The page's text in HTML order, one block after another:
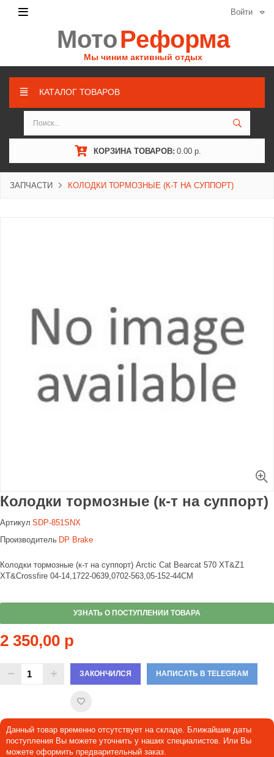
Войти
МотоРеформа
Мы чиним активный отдых
КАТАЛОГ ТОВАРОВ
КОРЗИНА ТОВАРОВ: 0.00 р.
ЗАПЧАСТИ КОЛОДКИ ТОРМОЗНЫЕ (К-Т НА СУППОРТ)
Колодки тормозные (к-т на суппорт)
Артикул SDP-851SNX
Производитель DP Brake
Колодки тормозные (к-т на суппорт) Arctic Cat Bearcat 570 XT&Z1
XT&Crossfire 04-14,1722-0639,0702-563,05-152-44CM
УЗНАТЬ О ПОСТУПЛЕНИИ ТОВАРА
2 350,00 р
ЗАКОНЧИЛСЯ НАПИСАТЬ В TELEGRAM
Данный товар временно отсутствует на складе. Ближайшие даты
поступления Вы можете уточнить у наших специалистов. Или Вы
можете оформить предварительный заказ.